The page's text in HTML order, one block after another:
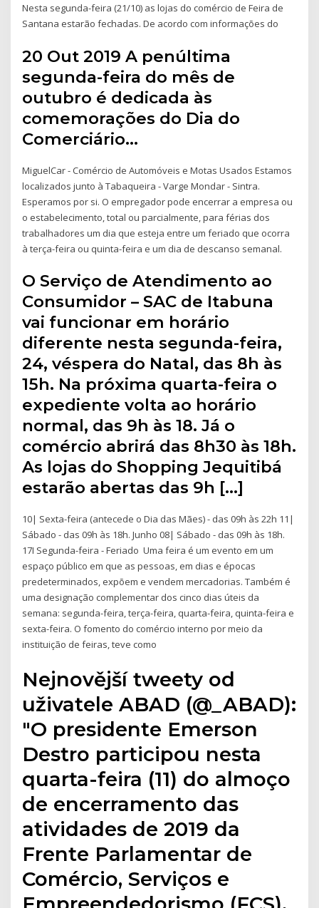
Nesta segunda-feira (21/10) as lojas do comércio de Feira de
Santana estarão fechadas. De acordo com informações do
20 Out 2019 A penúltima
segunda-feira do mês de
outubro é dedicada às
comemorações do Dia do
Comerciário…
MiguelCar - Comércio de Automóveis e Motas Usados Estamos
localizados junto à Tabaqueira - Varge Mondar - Sintra.
Esperamos por si. O empregador pode encerrar a empresa ou
o estabelecimento, total ou parcialmente, para férias dos
trabalhadores um dia que esteja entre um feriado que ocorra
à terça-feira ou quinta-feira e um dia de descanso semanal.
O Serviço de Atendimento ao
Consumidor – SAC de Itabuna
vai funcionar em horário
diferente nesta segunda-feira,
24, véspera do Natal, das 8h às
15h. Na próxima quarta-feira o
expediente volta ao horário
normal, das 9h às 18. Já o
comércio abrirá das 8h30 às 18h.
As lojas do Shopping Jequitibá
estarão abertas das 9h […]
10| Sexta-feira (antecede o Dia das Mães) - das 09h às 22h 11|
Sábado - das 09h às 18h. Junho 08| Sábado - das 09h às 18h.
17I Segunda-feira - Feriado Uma feira é um evento em um
espaço público em que as pessoas, em dias e épocas
predeterminados, expõem e vendem mercadorias. Também é
uma designação complementar dos cinco dias úteis da
semana: segunda-feira, terça-feira, quarta-feira, quinta-feira e
sexta-feira. O fomento do comércio interno por meio da
instituição de feiras, teve como
Nejnovější tweety od
uživatele ABAD (@_ABAD):
"O presidente Emerson
Destro participou nesta
quarta-feira (11) do almoço
de encerramento das
atividades de 2019 da
Frente Parlamentar de
Comércio, Serviços e